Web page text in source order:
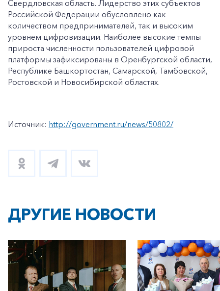
Свердловская область. Лидерство этих субъектов
Российской Федерации обусловлено как
количеством предпринимателей, так и высоким
уровнем цифровизации. Наиболее высокие темпы
прироста численности пользователей цифровой
платформы зафиксированы в Оренбургской области,
Республике Башкортостан, Самарской, Тамбовской,
Ростовской и Новосибирской областях.
Источник: http://government.ru/news/50802/
ДРУГИЕ НОВОСТИ